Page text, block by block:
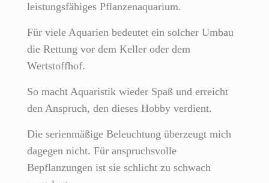
leistungsfähiges Pflanzenaquarium.
Für viele Aquarien bedeutet ein solcher Umbau
die Rettung vor dem Keller oder dem
Wertstoffhof.
So macht Aquaristik wieder Spaß und erreicht
den Anspruch, den dieses Hobby verdient.
Die serienmäßige Beleuchtung überzeugt mich
dagegen nicht. Für anspruchsvolle
Bepflanzungen ist sie schlicht zu schwach